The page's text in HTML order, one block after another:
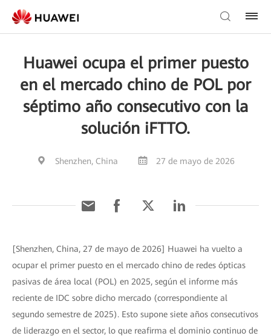
Huawei ocupa el primer puesto
en el mercado chino de POL por
séptimo año consecutivo con la
solución iFTTO.
Shenzhen, China 27 de mayo de 2026
[Shenzhen, China, 27 de mayo de 2026] Huawei ha vuelto a
ocupar el primer puesto en el mercado chino de redes ópticas
pasivas de área local (POL) en 2025, según el informe más
reciente de IDC sobre dicho mercado (correspondiente al
segundo semestre de 2025). Esto supone siete años consecutivos
de liderazgo en el sector, lo que reafirma el dominio continuo de